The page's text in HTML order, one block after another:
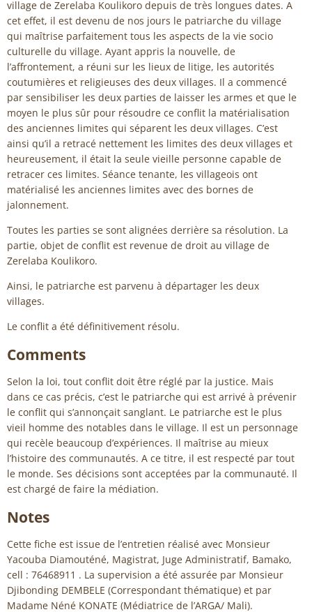
village de Zerelaba Koulikoro depuis de très longues dates. A
cet effet, il est devenu de nos jours le patriarche du village
qui maîtrise parfaitement tous les aspects de la vie socio
culturelle du village. Ayant appris la nouvelle, de
l’affrontement, a réuni sur les lieux de litige, les autorités
coutumières et religieuses des deux villages. Il a commencé
par sensibiliser les deux parties de laisser les armes et que le
moyen le plus sûr pour résoudre ce conflit la matérialisation
des anciennes limites qui séparent les deux villages. C’est
ainsi qu’il a retracé nettement les limites des deux villages et
heureusement, il était la seule vieille personne capable de
retracer ces limites. Séance tenante, les villageois ont
matérialisé les anciennes limites avec des bornes de
jalonnement.
Toutes les parties se sont alignées derrière sa résolution. La
partie, objet de conflit est revenue de droit au village de
Zerelaba Koulikoro.
Ainsi, le patriarche est parvenu à départager les deux
villages.
Le conflit a été définitivement résolu.
Comments
Selon la loi, tout conflit doit être réglé par la justice. Mais
dans ce cas précis, c’est le patriarche qui est arrivé à prévenir
le conflit qui s’annonçait sanglant. Le patriarche est le plus
vieil homme des notables dans le village. Il est un personnage
qui recèle beaucoup d’expériences. Il maîtrise au mieux
l’histoire des communautés. A ce titre, il est respecté par tout
le monde. Ses décisions sont acceptées par la communauté. Il
est chargé de faire la médiation.
Notes
Cette fiche est issue de l’entretien réalisé avec Monsieur
Yacouba Diamouténé, Magistrat, Juge Administratif, Bamako,
cell : 76468911 . La supervision a été assurée par Monsieur
Djibonding DEMBELE (Correspondant thématique) et par
Madame Néné KONATE (Médiatrice de l’ARGA/ Mali).